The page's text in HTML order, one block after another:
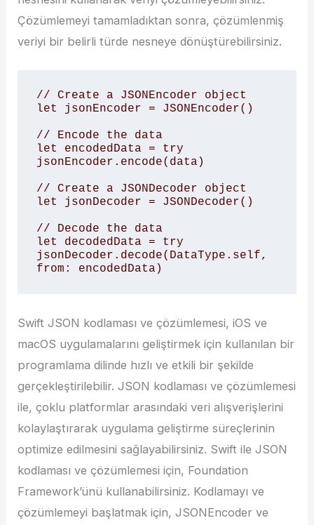
Çözümlemeyi tamamladıktan sonra, çözümlenmiş
veriyi bir belirli türde nesneye dönüştürebilirsiniz.
// Create a JSONEncoder object
let jsonEncoder = JSONEncoder()
// Encode the data
let encodedData = try
jsonEncoder.encode(data)
// Create a JSONDecoder object
let jsonDecoder = JSONDecoder()
// Decode the data
let decodedData = try
jsonDecoder.decode(DataType.self,
Swift JSON kodlaması ve çözümlemesi, iOS ve
macOS uygulamalarını geliştirmek için kullanılan bir
programlama dilinde hızlı ve etkili bir şekilde
gerçekleştirilebilir. JSON kodlaması ve çözümlemesi
ile, çoklu platformlar arasındaki veri alışverişlerini
kolaylaştırarak uygulama geliştirme süreçlerinin
optimize edilmesini sağlayabilirsiniz. Swift ile JSON
kodlaması ve çözümlemesi için, Foundation
Framework’ünü kullanabilirsiniz. Kodlamayı ve
çözümlemeyi başlatmak için, JSONEncoder ve